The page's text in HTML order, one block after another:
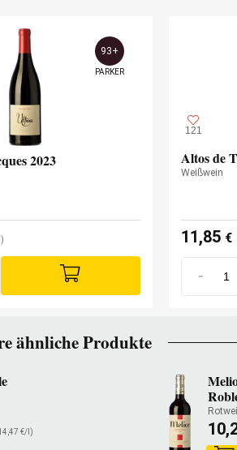
93+
PARKER
2023
121
Altos de
Weißwein
11,85 €
-
ähnliche Produkte
€/l)